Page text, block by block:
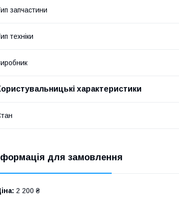
запчастини
техніки
характеристики
для замовлення
2 200 ₴